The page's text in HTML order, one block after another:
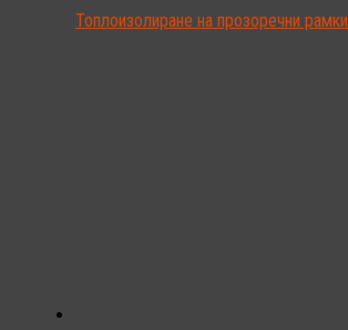
Топлоизолиране на прозоречни рамки